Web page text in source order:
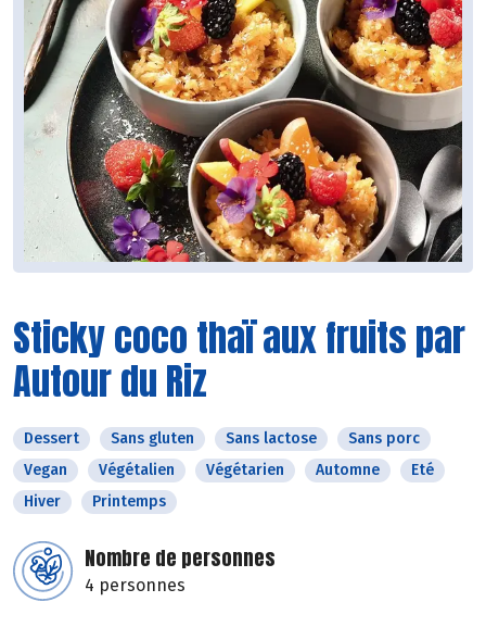
Sticky coco thaï aux fruits par
Autour du Riz
Dessert Sans gluten Sans lactose
Sans porc
Vegan
Végétalien Végétarien Automne
Eté
Hiver
Printemps
Nombre de personnes
4 personnes